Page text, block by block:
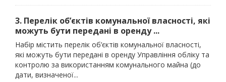
3. Перелік об’єктів комунальної власності, які
можуть бути передані в оренду ...
Набір містить перелік об’єктів комунальної власності,
які можуть бути передані в оренду Управління обліку та
контролю за використанням комунального майна (до
дати, визначеної...